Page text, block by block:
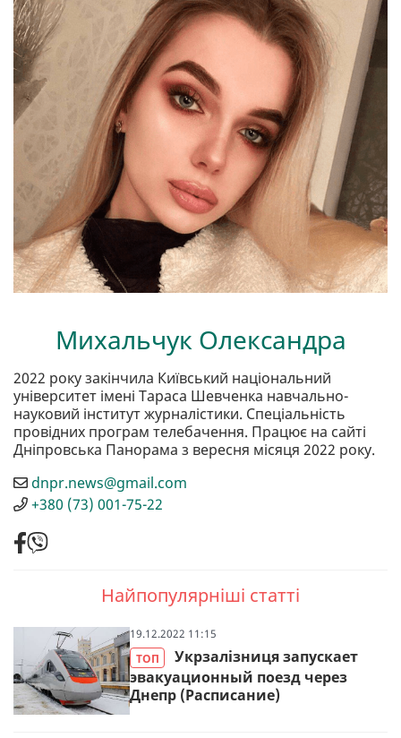
Михальчук Олександра
2022 року закінчила Київський національний
університет імені Тараса Шевченка навчально-
науковий інститут журналістики. Спеціальність
провідних програм телебачення. Працює на сайті
Дніпровська Панорама з вересня місяця 2022 року.
dnpr.news@gmail.com
+380 (73) 001-75-22
Найпопулярніші статті
19.12.2022 11:15
ТОП
Укрзалізниця запускает
эвакуационный поезд через
Днепр (Расписание)